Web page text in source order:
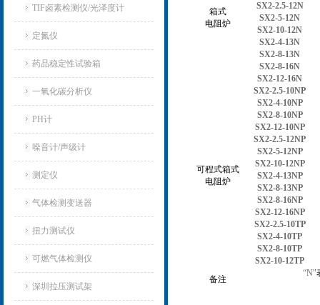
TIF卤素检测仪/光泽度计
定氮仪
药品稳定性试验箱
一氧化碳分析仪
PH计
噪音计/声级计
测定仪
气体检测变送器
扭力测试仪
可燃气体检测仪
深圳拉压测试架
箱式
电阻炉
SX2-2.5-12N
SX2-5-12N
SX2-10-12N
SX2-4-13N
SX2-8-13N
SX2-8-16N
SX2-12-16N
可程式箱式
电阻炉
SX2-2.5-10NP
SX2-4-10NP
SX2-8-10NP
SX2-12-10NP
SX2-2.5-12NP
SX2-5-12NP
SX2-10-12NP
SX2-4-13NP
SX2-8-13NP
SX2-8-16NP
SX2-12-16NP
SX2-2.5-10TP
SX2-4-10TP
SX2-8-10TP
SX2-10-12TP
备注
“N"